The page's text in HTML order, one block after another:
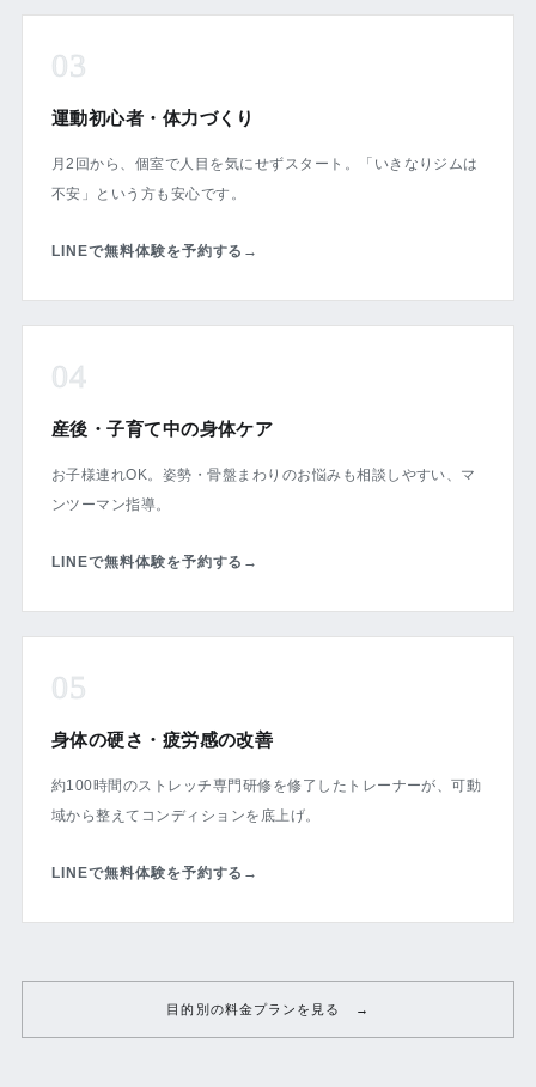
03
運動初心者・体力づくり
月2回から、個室で人目を気にせずスタート。「いきなりジムは
不安」という方も安心です。
LINEで無料体験を予約する →
04
産後・子育て中の身体ケア
お子様連れOK。姿勢・骨盤まわりのお悩みも相談しやすい、マ
ンツーマン指導。
LINEで無料体験を予約する →
05
身体の硬さ・疲労感の改善
約100時間のストレッチ専門研修を修了したトレーナーが、可動
域から整えてコンディションを底上げ。
LINEで無料体験を予約する →
目的別の料金プランを見る